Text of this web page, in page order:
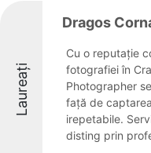
Laureați
Dragos
Cu o reputație
fotografiei în
Photographer
față de
irepetabile.
disting prin